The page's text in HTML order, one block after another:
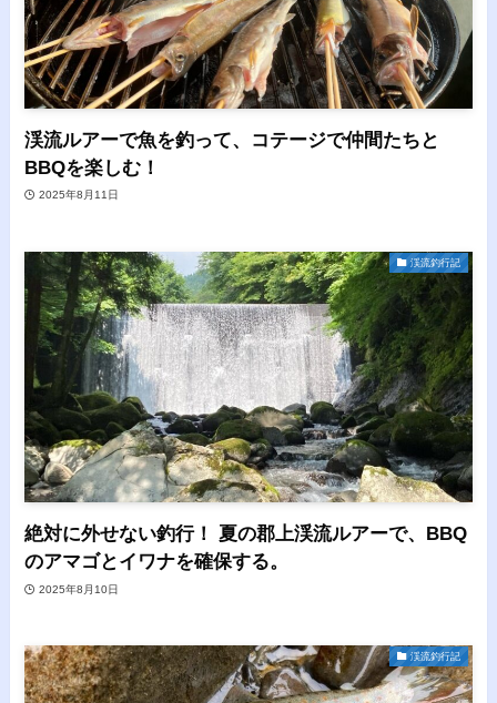
渓流ルアーで魚を釣って、コテージで仲間たちと
BBQを楽しむ！
2025年8月11日
渓流釣行記
絶対に外せない釣行！ 夏の郡上渓流ルアーで、BBQ
のアマゴとイワナを確保する。
2025年8月10日
渓流釣行記